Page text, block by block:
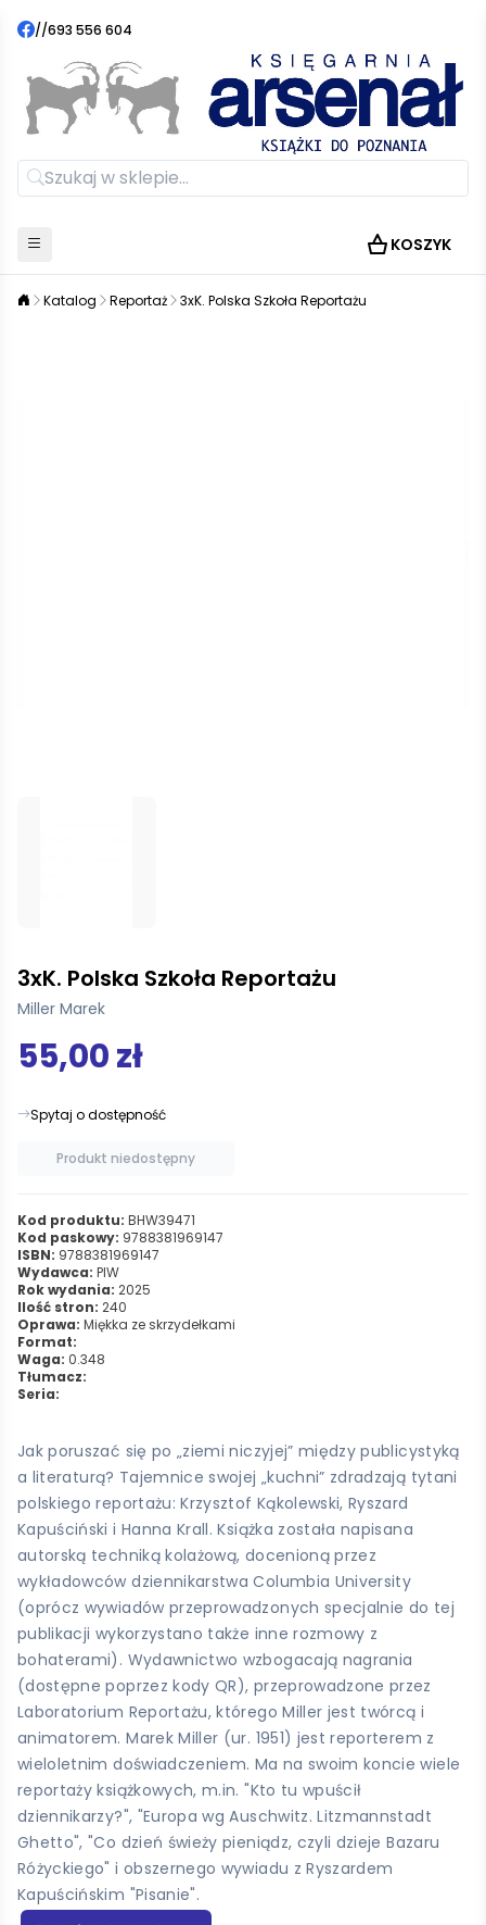
//693 556 604
KOSZYK
Katalog Reportaż 3xK. Polska Szkoła Reportażu
3xK. Polska Szkoła Reportażu
Miller Marek
55,00 zł
Spytaj o dostępność
Produkt niedostępny
Kod produktu: BHW39471
Kod paskowy: 9788381969147
ISBN: 9788381969147
Wydawca: PIW
Rok wydania: 2025
Ilość stron: 240
Oprawa: Miękka ze skrzydełkami
Format:
Waga: 0.348
Tłumacz:
Seria:
Jak poruszać się po „ziemi niczyjej” między publicystyką
a literaturą? Tajemnice swojej „kuchni” zdradzają tytani
polskiego reportażu: Krzysztof Kąkolewski, Ryszard
Kapuściński i Hanna Krall. Książka została napisana
autorską techniką kolażową, docenioną przez
wykładowców dziennikarstwa Columbia University
(oprócz wywiadów przeprowadzonych specjalnie do tej
publikacji wykorzystano także inne rozmowy z
bohaterami). Wydawnictwo wzbogacają nagrania
(dostępne poprzez kody QR), przeprowadzone przez
Laboratorium Reportażu, którego Miller jest twórcą i
animatorem. Marek Miller (ur. 1951) jest reporterem z
wieloletnim doświadczeniem. Ma na swoim koncie wiele
reportaży książkowych, m.in. "Kto tu wpuścił
dziennikarzy?", "Europa wg Auschwitz. Litzmannstadt
Ghetto", "Co dzień świeży pieniądz, czyli dzieje Bazaru
Różyckiego" i obszernego wywiadu z Ryszardem
Kapuścińskim "Pisanie".